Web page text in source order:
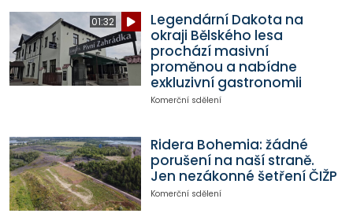
01:32
Legendární Dakota na
okraji Bělského lesa
prochází masivní
proměnou a nabídne
exkluzivní gastronomii
Komerční sdělení
Ridera Bohemia: žádné
porušení na naší straně.
Jen nezákonné šetření ČIŽP
Komerční sdělení